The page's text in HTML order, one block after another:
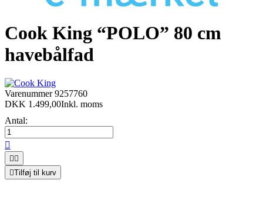
Cook King “POLO” 80 cm
havebålfad
Varenummer9257760
DKK 1.499,00Inkl. moms
Antal:

 
Tilføj til kurv